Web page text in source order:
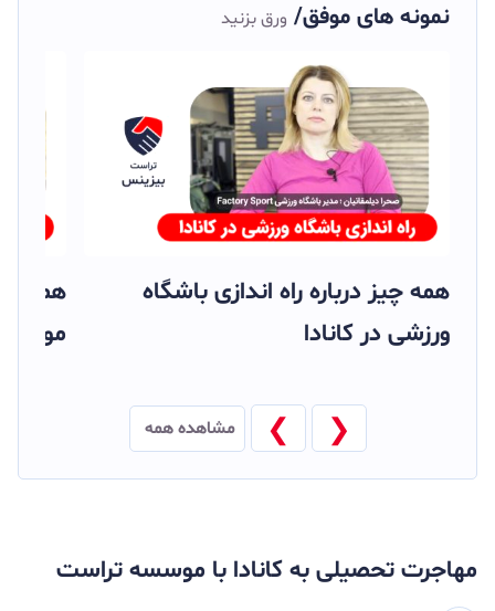
نمونه های موفق/ ورق بزنید
همه
ورزشی
همه چیز درباره راه اندازی آرایشگاه در
کانادا
❮ ❯ مشاهده همه
مهاجرت تحصیلی به کانادا با موسسه تراست